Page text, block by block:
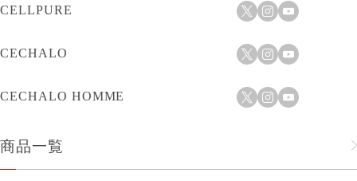
CELLPURE
CECHALO
CECHALO HOMME
商品一覧